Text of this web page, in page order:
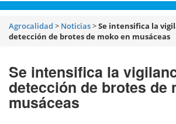
Agrocalidad > Noticias>Se intensifica la
detección de brotes de moko en musáceas
Se intensifica la
detección de brotes de
musáceas